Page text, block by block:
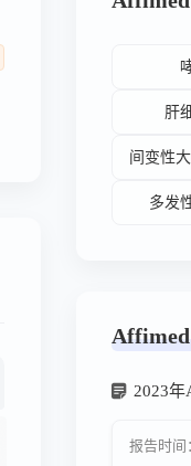
肝
多发
2023
报告时间